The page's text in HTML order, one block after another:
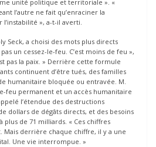
unité politique et territoriale ». «
l’autre ne fait qu’enraciner la
», a-t-il averti.
Seck, a choisi des mots plus directs
un cessez-le-feu. C’est moins de feu »,
pas la paix. » Derrière cette formule
continuent d’être tués, des familles
humanitaire bloquée ou entravée. M.
feu permanent et un accès humanitaire
l’étendue des destructions
dollars de dégâts directs, et des besoins
de 71 milliards. « Ces chiffres
Mais derrière chaque chiffre, il y a une
Une vie interrompue. »